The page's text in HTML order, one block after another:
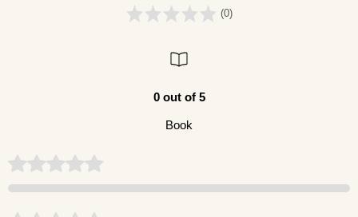
(0)
0 out of 5
Book